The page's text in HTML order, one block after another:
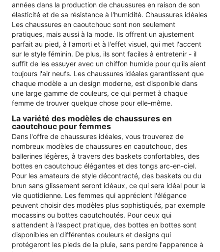
années dans la production de chaussures en raison de son
élasticité et de sa résistance à l'humidité. Chaussures idéales
Les chaussures en caoutchouc sont non seulement
pratiques, mais aussi à la mode. Ils offrent un ajustement
parfait au pied, à l'amorti et à l'effet visuel, qui met l'accent
sur le style féminin. De plus, ils sont faciles à entretenir - il
suffit de les essuyer avec un chiffon humide pour qu'ils aient
toujours l'air neufs. Les chaussures idéales garantissent que
chaque modèle a un design moderne, est disponible dans
une large gamme de couleurs, ce qui permet à chaque
femme de trouver quelque chose pour elle-même.
La variété des modèles de chaussures en
caoutchouc pour femmes
Dans l'offre de chaussures idéales, vous trouverez de
nombreux modèles de chaussures en caoutchouc, des
ballerines légères, à travers des baskets confortables, des
bottes en caoutchouc élégantes et des tongs arc-en-ciel.
Pour les amateurs de style décontracté, des baskets ou du
brun sans glissement seront idéaux, ce qui sera idéal pour la
vie quotidienne. Les femmes qui apprécient l'élégance
peuvent choisir des modèles plus sophistiqués, par exemple
mocassins ou bottes caoutchoutés. Pour ceux qui
s'attendent à l'aspect pratique, des bottes en bottes sont
disponibles en différentes couleurs et designs qui
protégeront les pieds de la pluie, sans perdre l'apparence à